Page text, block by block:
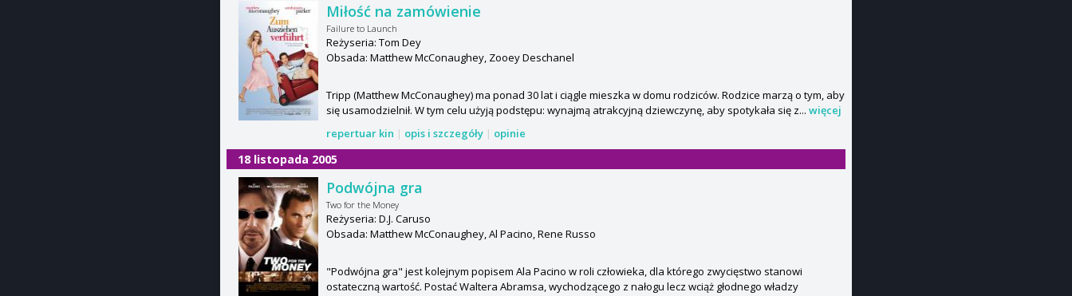
Miłość na zamówienie
Failure to Launch
Reżyseria: Tom Dey
Obsada: Matthew McConaughey, Zooey Deschanel
Tripp (Matthew McConaughey) ma ponad 30 lat i ciągle mieszka w domu rodziców. Rodzice marzą o tym, aby
się usamodzielnił. W tym celu użyją podstępu: wynajmą atrakcyjną dziewczynę, aby spotykała się z... więcej
repertuar kin | opis i szczegóły | opinie
18 listopada 2005
Podwójna gra
Two for the Money
Reżyseria: D.J. Caruso
Obsada: Matthew McConaughey, Al Pacino, Rene Russo
"Podwójna gra" jest kolejnym popisem Ala Pacino w roli człowieka, dla którego zwycięstwo stanowi
ostateczną wartość. Postać Waltera Abramsa, wychodzącego z nałogu lecz wciąż głodnego władzy